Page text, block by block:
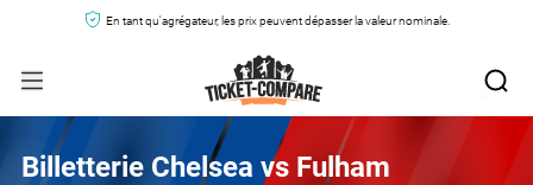
En tant qu'agrégateur, les prix peuvent dépasser la valeur nominale.
Billetterie Chelsea vs Fulham